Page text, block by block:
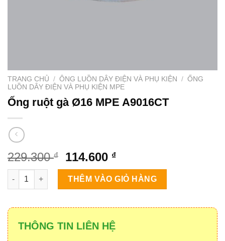
TRANG CHỦ / ÔNG LUỒN DÂY ĐIỆN VÀ PHỤ KIỆN / ỐNG
LUỒN DÂY ĐIỆN VÀ PHỤ KIỆN MPE
Ống ruột gà Ø16 MPE A9016CT
229.300₫
Giá
gốc
là:
229.300 ₫.
114.600 ₫Giá
hiện
tại
là:
114.600 ₫.
Ống ruột gà Ø16 MPE A9016CT số lượng
THÊM VÀO GIỎ HÀNG
THÔNG TIN LIÊN HỆ